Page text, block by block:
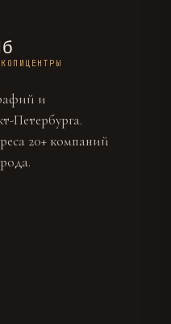
и
Петербурга.
20+ компаний